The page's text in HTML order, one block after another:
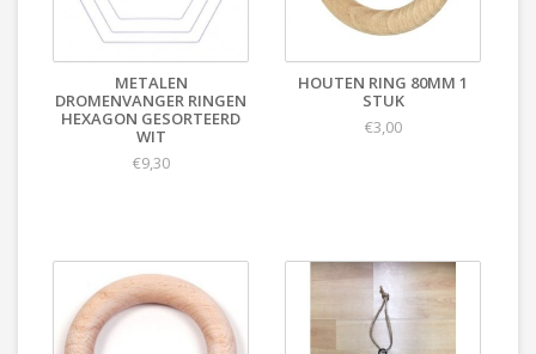
METALEN
DROMENVANGER RINGEN
HEXAGON GESORTEERD
WIT
€9,30
HOUTEN RING 80MM 1
STUK
€3,00